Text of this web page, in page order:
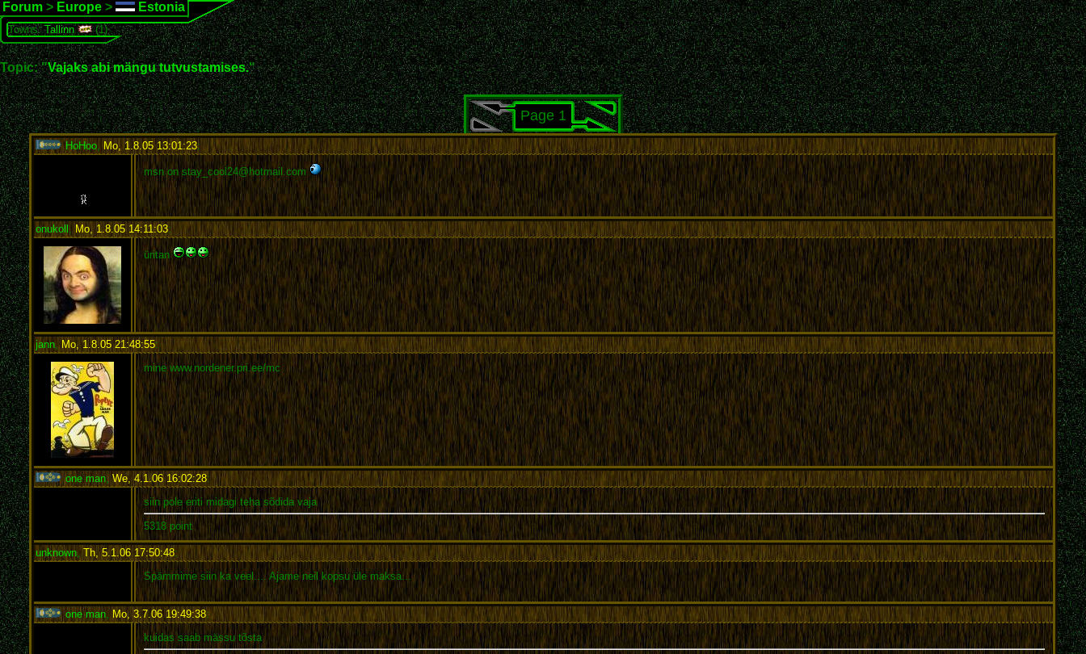
Forum > Europe > Estonia
Towns:Tallinn (1)
Topic: "Vajaks abi mängu tutvustamises."
Page 1
HoHoo, Mo, 1.8.05 13:01:23:
msn on stay_cool24@hotmail.com
onukoll Mo, 1.8.05 14:11:03:
üritan
jann, Mo, 1.8.05 21:48:55:
mine www.nordener.pri.ee/mc
one man,We, 4.1.06 16:02:28:
siin pole eriti midagi teha sõdida vaja
5318 point
unknown,Th, 5.1.06 17:50:48:
Spämmime siin ka veel.... Ajame neil kopsu üle maksa...
one man, Mo, 3.7.06 19:49:38:
kuidas saab mässu tõsta